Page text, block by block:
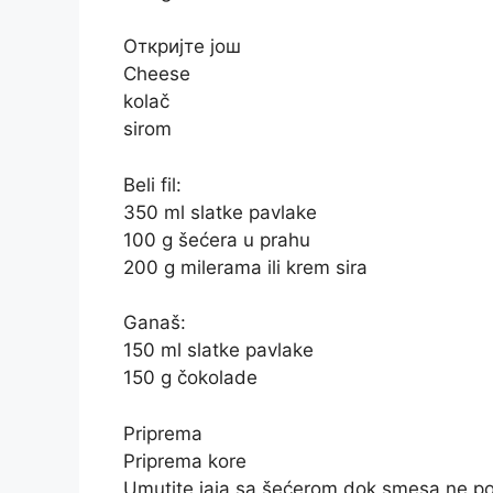
Откријте још
Cheese
kolač
sirom
Beli fil:
350 ml slatke pavlake
100 g šećera u prahu
200 g milerama ili krem sira
Ganaš:
150 ml slatke pavlake
150 g čokolade
Priprema
Priprema kore
Umutite jaja sa šećerom dok smesa ne